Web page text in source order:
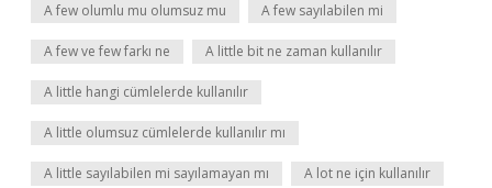
A few olumlu mu olumsuz mu A few sayılabilen mi
A few ve few farkı ne A little bit ne zaman kullanılır
A little hangi cümlelerde kullanılır
A little olumsuz cümlelerde kullanılır mı
A little sayılabilen mi sayılamayan mı A lot ne için kullanılır